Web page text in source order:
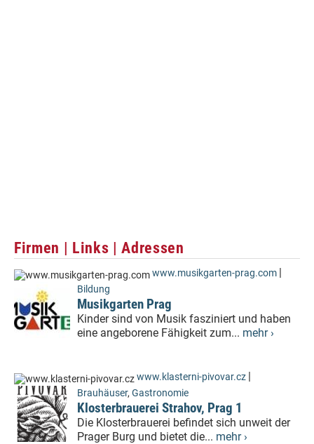
Firmen | Links | Adressen
www.musikgarten-prag.com |
Bildung
Musikgarten Prag
Kinder sind von Musik fasziniert und haben
eine angeborene Fähigkeit zum... mehr ›
www.klasterni-pivovar.cz |
Brauhäuser, Gastronomie
Klosterbrauerei Strahov, Prag 1
Die Klosterbrauerei befindet sich unweit der
Prager Burg und bietet die... mehr ›